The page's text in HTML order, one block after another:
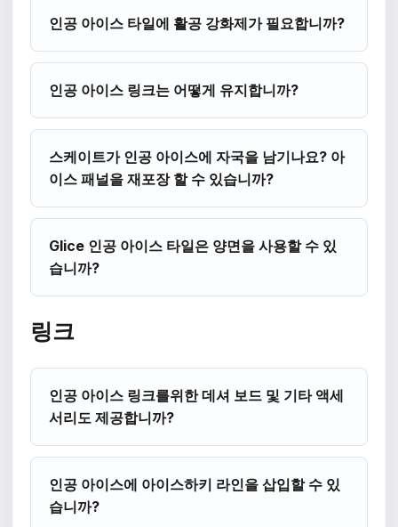
인공 아이스 타일에 활공 강화제가 필요합니까?
인공 아이스 링크는 어떻게 유지합니까?
스케이트가 인공 아이스에 자국을 남기나요? 아
이스 패널을 재포장 할 수 있습니까?
Glice 인공 아이스 타일은 양면을 사용할 수 있
습니까?
링크
인공 아이스 링크를위한 데셔 보드 및 기타 액세
서리도 제공합니까?
인공 아이스에 아이스하키 라인을 삽입할 수 있
습니까?